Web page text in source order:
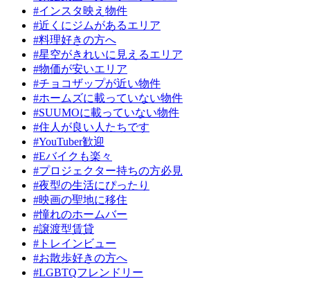
#インスタ映え物件
#近くにジムがあるエリア
#料理好きの方へ
#星空がきれいに見えるエリア
#物価が安いエリア
#チョコザップが近い物件
#ホームズに載っていない物件
#SUUMOに載っていない物件
#住人が良い人たちです
#YouTuber歓迎
#Eバイクも楽々
#プロジェクター持ちの方必見
#夜型の生活にぴったり
#映画の聖地に移住
#憧れのホームバー
#譲渡型賃貸
#トレインビュー
#お散歩好きの方へ
#LGBTQフレンドリー